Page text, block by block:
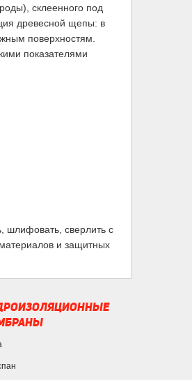
склеенного под
древесной щепы: в
поверхностям.
показателями
шлифовать, сверлить с
и защитных